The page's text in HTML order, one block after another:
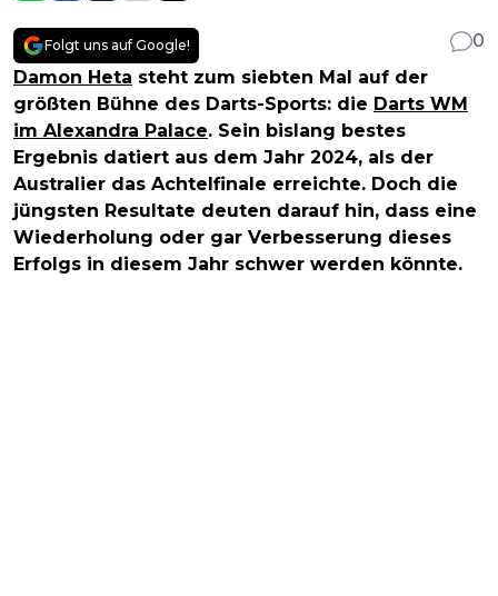
Folgt uns auf Google!
0
Damon Heta steht zum siebten Mal auf der
größten Bühne des Darts-Sports: die Darts WM
im Alexandra Palace. Sein bislang bestes
Ergebnis datiert aus dem Jahr 2024, als der
Australier das Achtelfinale erreichte. Doch die
jüngsten Resultate deuten darauf hin, dass eine
Wiederholung oder gar Verbesserung dieses
Erfolgs in diesem Jahr schwer werden könnte.